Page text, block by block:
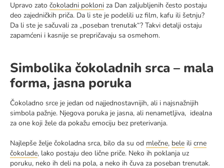
Upravo zato čokoladni pokloni za Dan zaljubljenih često postaju
deo zajedničkih priča. Da li ste je podelili uz film, kafu ili šetnju?
Da li ste je sačuvali za „poseban trenutak“? Takvi detalji ostaju
zapamćeni i kasnije se prepričavaju sa osmehom.
Simbolika čokoladnih srca – mala
forma, jasna poruka
Čokoladno srce je jedan od najjednostavnijih, ali i najsnažnijih
simbola pažnje. Njegova poruka je jasna, ali nenametljiva, idealna
za one koji žele da pokažu emociju bez preterivanja.
Najlepše želje čokoladna srca, bilo da su od mlečne, bele ili crne
čokolade, lako postaju deo lične priče. Neko ih poklanja uz
poruku, neko ih deli na pola, a neko ih čuva za poseban trenutak.